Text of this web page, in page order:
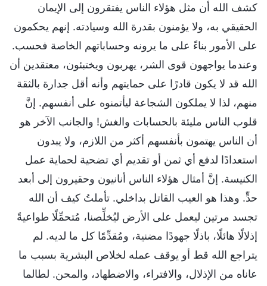
كشف الله أن مثل هؤلاء الناس يفتقرون إلى الإيمان
الحقيقي به، ولا يؤمنون بقدرة الله وسيادته. إنهم يحكمون
على الأمور بناءً على ما يرونه وحساباتهم الخاصة فحسب.
وعندما يواجهون قوى الشر، يهربون ويختبئون، معتقدين أن
الله قد لا يكون قادرًا على حمايتهم وأنه أقل جدارة بالثقة
منهم، لذا لا يملكون الشجاعة ليأتمنوه على أنفسهم. إنَّ
قلوب الناس مليئة بالحسابات والغش! والجانب الآخر هو
أن الناس يهتمون بأنفسهم أكثر من اللازم، ولا يبدون
استعدادًا لدفع أي ثمن أو تقديم أي تضحية لحماية عمل
الكنيسة. إنَّ أمثال هؤلاء الناس أنانيون وحقيرون إلى أبعد
حدٍّ. وهذا هو العيب القاتل بداخلي. تأملتُ كيف أن الله
تجسد مرتين ليعمل على الأرض ليُخلِّصنا، مُتحمِّلًا طواعيةً
إذلالًا هائلًا، باذلًا جهودًا مضنية، ومُقدِّمًا كل ما لديه. لم
يتراجع الله قط أو يوقف عمله لخلاص البشرية بسبب ما
عاناه من الإذلال، والافتراء، والاضطهاد، والمحن. لطالما